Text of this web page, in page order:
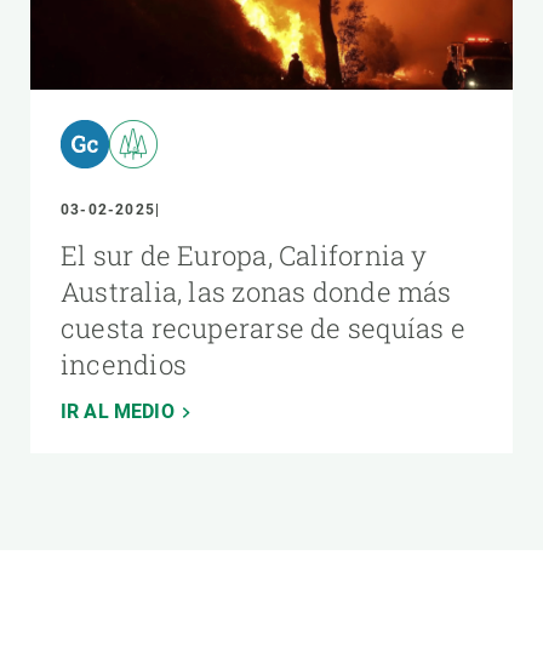
03-02-2025
El sur de Europa, California y
Australia, las zonas donde más
cuesta recuperarse de sequías e
incendios
IR AL MEDIO